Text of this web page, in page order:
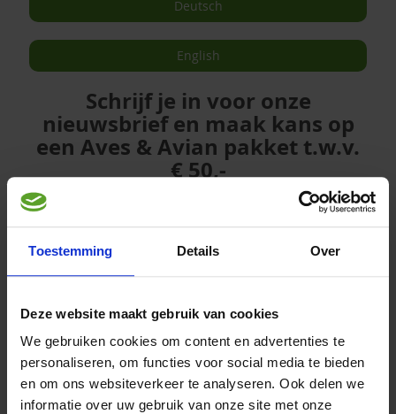
Toestemming Details Over
Deze website maakt gebruik van cookies
We gebruiken cookies om content en advertenties te
personaliseren, om functies voor social media te bieden
en om ons websiteverkeer te analyseren. Ook delen we
informatie over uw gebruik van onze site met onze
Deutsch
English
Schrijf je in voor onze
nieuwsbrief en maak kans op
een Aves & Avian pakket t.w.v.
€ 50,-
Vertel ons welke vogels je hebt en schrijf je in op onze
nieuwsbrief en maak kans op 1 van de 5 op maat
gemaakte Aves & Avian pakketten!
Achternaam*